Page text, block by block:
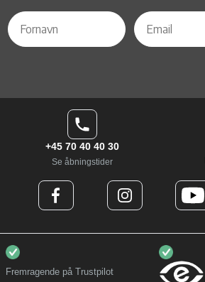
+45 70 40 40 30
Se åbningstider
Fremragende på Trustpilot